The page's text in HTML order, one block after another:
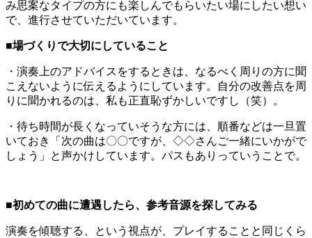
み思案なタイプの方にも楽しんでもらいたい場にしたい想い
で、進行させていただいています。
■場づくりで大切にしていること
・演奏上のアドバイスをするときは、なるべく周りの方に聞
こえないように伝えるようにしています。自分の改善点を周
りに聞かれるのは、私も正直恥ずかしいですし（笑）。
・待ち時間が長くなっていそうな方には、順番などは一旦置
いておき「次の曲は〇〇ですが、◇◇さんご一緒にいかがで
しょう」と声かけしています。パスもありっていうことで。
■初めての曲に遭遇したら、参考音源を探してみる
演奏を傾聴する、という視点が、プレイすることと同じくら